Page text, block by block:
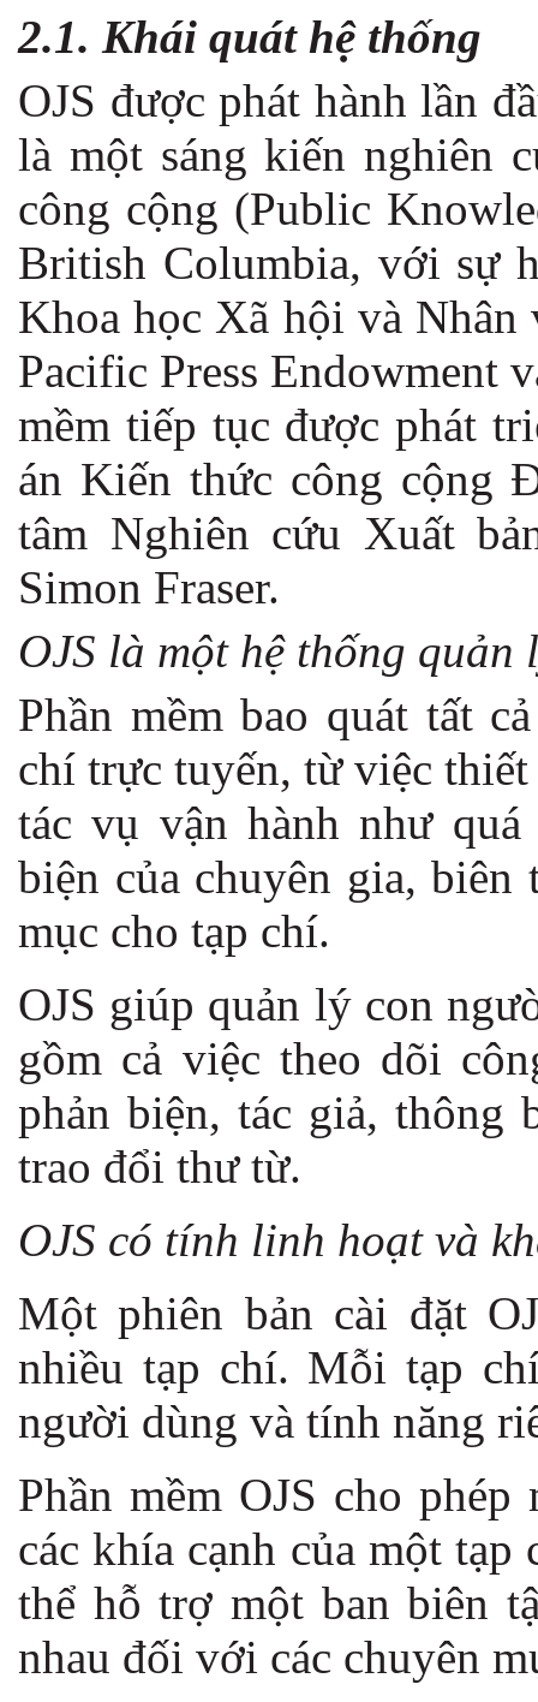
2.1. Khái quát hệ thống
OJS được phát hành lần
là một sáng kiến nghiên
công cộng (Public
British Columbia, với sự
Khoa học Xã hội và
Pacific Press Endowment
mềm tiếp tục được phát
án Kiến thức công cộng
tâm Nghiên cứu Xuất
Simon Fraser.
OJS là một hệ thống
Phần mềm bao quát tất
chí trực tuyến, từ việc
tác vụ vận hành như
biện của chuyên gia,
mục cho tạp chí.
OJS giúp quản lý con
gồm cả việc theo dõi
phản biện, tác giả, thông
trao đổi thư từ.
OJS có tính linh hoạt và
Một phiên bản cài đặt
nhiều tạp chí. Mỗi tạp
người dùng và tính năng
Phần mềm OJS cho
các khía cạnh của một
thể hỗ trợ một ban biên
nhau đối với các chuyên